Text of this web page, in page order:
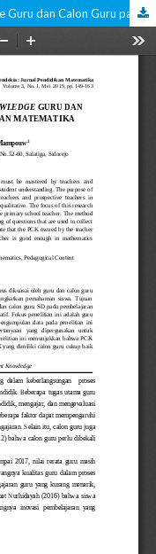
Analisis Pedagogical Content Knowledge Guru dan Calon Guru pada Pembelajaran Matematika